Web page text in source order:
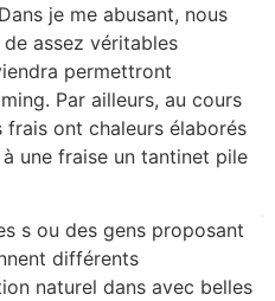
je me abusant, nous
assez véritables
permettront
Par ailleurs, au cours
ont chaleurs élaborés
une fraise un tantinet pile
s ou des gens proposant
différents
naturel dans avec belles